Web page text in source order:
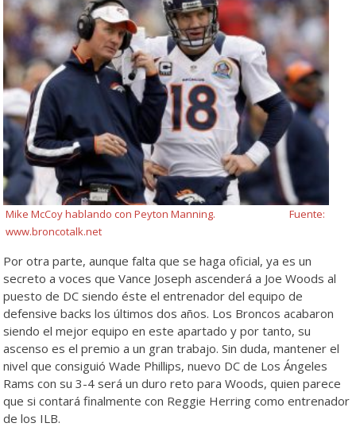
Mike McCoy hablando con Peyton Manning. Fuente:
www.broncotalk.net
Por otra parte, aunque falta que se haga oficial, ya es un
secreto a voces que Vance Joseph ascenderá a Joe Woods al
puesto de DC siendo éste el entrenador del equipo de
defensive backs los últimos dos años. Los Broncos acabaron
siendo el mejor equipo en este apartado y por tanto, su
ascenso es el premio a un gran trabajo. Sin duda, mantener el
nivel que consiguió Wade Phillips, nuevo DC de Los Ángeles
Rams con su 3-4 será un duro reto para Woods, quien parece
que si contará finalmente con Reggie Herring como entrenador
de los ILB.